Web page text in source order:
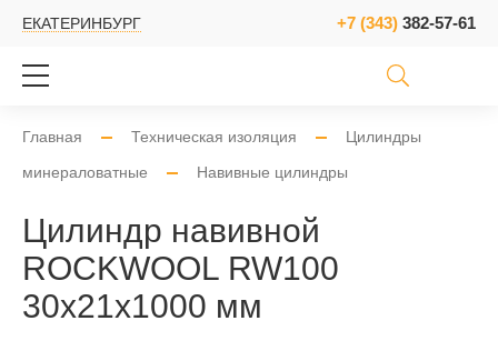
ЕКАТЕРИНБУРГ +7 (343) 382-57-61
Главная Техническая изоляция
Цилиндры
минераловатные
Навивные цилиндры
Цилиндр навивной
ROCKWOOL RW100
30x21x1000 мм